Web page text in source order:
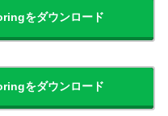
をダウンロード
をダウンロード